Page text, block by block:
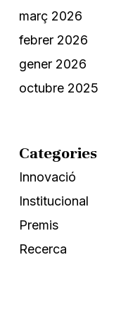
març 2026
febrer 2026
gener 2026
octubre 2025
Categories
Innovació
Institucional
Premis
Recerca